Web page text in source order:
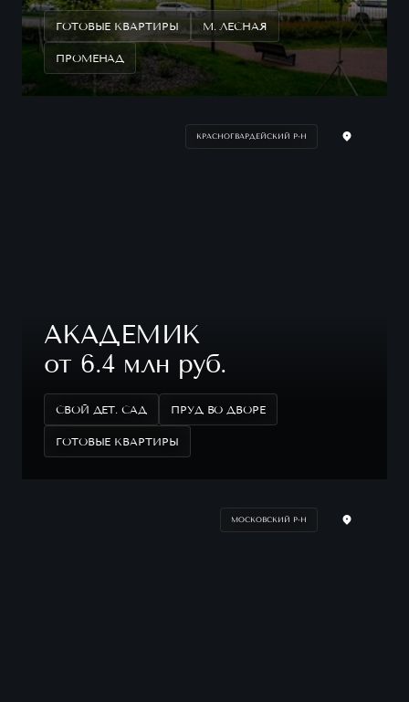
ГОТОВЫЕ КВАРТИРЫ М. ЛЕСНАЯ
ПРОМЕНАД
КРАСНОГВАРДЕЙСКИЙ Р-Н
АКАДЕМИК
от 6.4 млн руб.
СВОЙ ДЕТ. САД ПРУД ВО ДВОРЕ
ГОТОВЫЕ КВАРТИРЫ
МОСКОВСКИЙ Р-Н